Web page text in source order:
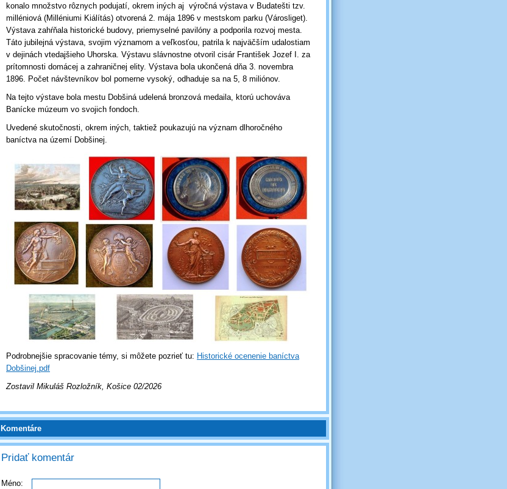
konalo množstvo rôznych podujatí, okrem iných aj výročná výstava v Budatešti tzv.
milléniová (Milléniumi Kiálítás) otvorená 2. mája 1896 v mestskom parku (Városliget).
Výstava zahŕňala historické budovy, priemyselné pavilóny a podporila rozvoj mesta.
Táto jubilejná výstava, svojim významom a veľkosťou, patrila k najväčším udalostiam
v dejinách vtedajšieho Uhorska. Výstavu slávnostne otvoril cisár František Jozef I. za
prítomnosti domácej a zahraničnej elity. Výstava bola ukončená dňa 3. novembra
1896. Počet návštevníkov bol pomerne vysoký, odhaduje sa na 5, 8 miliónov.
Na tejto výstave bola mestu Dobšiná udelená bronzová medaila, ktorú uchováva
Banícke múzeum vo svojich fondoch.
Uvedené skutočnosti, okrem iných, taktiež poukazujú na význam dlhoročného
baníctva na území Dobšinej.
Podrobnejšie spracovanie témy, si môžete pozrieť tu: Historické ocenenie baníctva
Dobšinej.pdf
Zostavil Mikuláš Rozložník, Košice 02/2026
Komentáre
Pridať komentár
Méno: